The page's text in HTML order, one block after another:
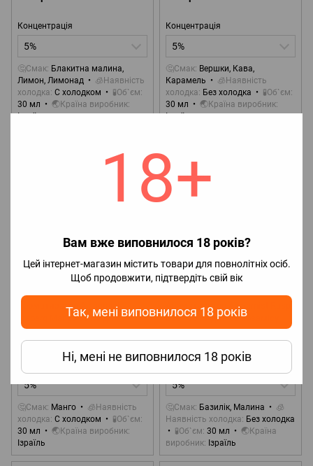
18+
Вам вже виповнилося 18 років?
Цей інтернет-магазин містить товари для повнолітніх осіб.
Щоб продовжити, підтвердіть свій вік
Так, мені виповнилося 18 років
Ні, мені не виповнилося 18 років
Концентрація
5%
🤔Смак Блакитна малина,
Лимон, Лимонад
🧊Наявність
холодка С холодком
🧪Об`єм
30 мл
🌏Країна виробник
Ізраїль
Концентрація
5%
🤔Смак Вершки, Кава,
Карамель
🧊Наявність
холодка Без холодка
🧪Об`єм
30 мл
🌏Країна виробник
Ізраїль
Подарунок
Артикул: 10393
Ароматизатор Alchemist
Iceberg Mango 30 ml для
самозамісу
5%
🤔Смак Манго
🧊Наявність
холодка С холодком
🧪Об`єм
30 мл
🌏Країна виробник
Ізраїль
Подарунок
Артикул: 10396
Ароматизатор Alchemist Rasp
Basil 30 ml для самозамісу
5%
🤔Смак Базилік, Малина
🧊
Наявність холодка
Без холодка
🧪Об`єм 30 мл
🌏Країна
виробник
Ізраїль